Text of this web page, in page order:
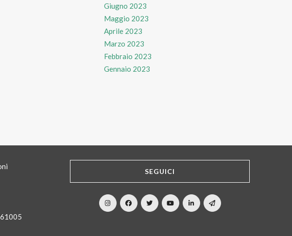
Giugno 2023
Maggio 2023
Aprile 2023
Marzo 2023
Febbraio 2023
Gennaio 2023
SEGUICI